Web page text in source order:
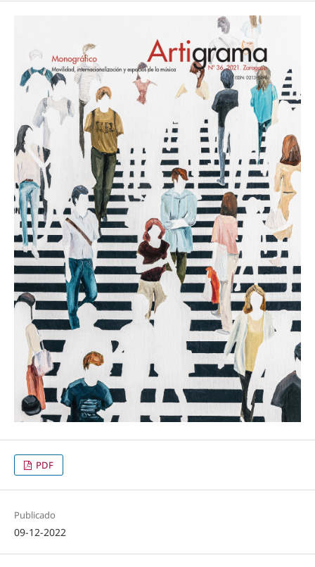
PDF
Publicado
09-12-2022